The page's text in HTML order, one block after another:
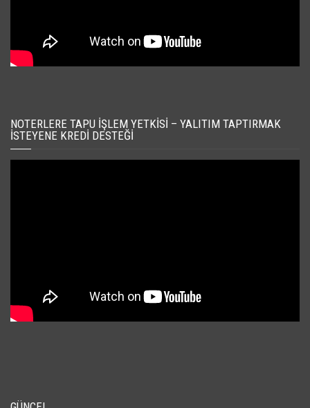
NOTERLERE TAPU İŞLEM YETKISI – YALITIM TAPTIRMAK
İSTEYENE KREDI DESTEĞI